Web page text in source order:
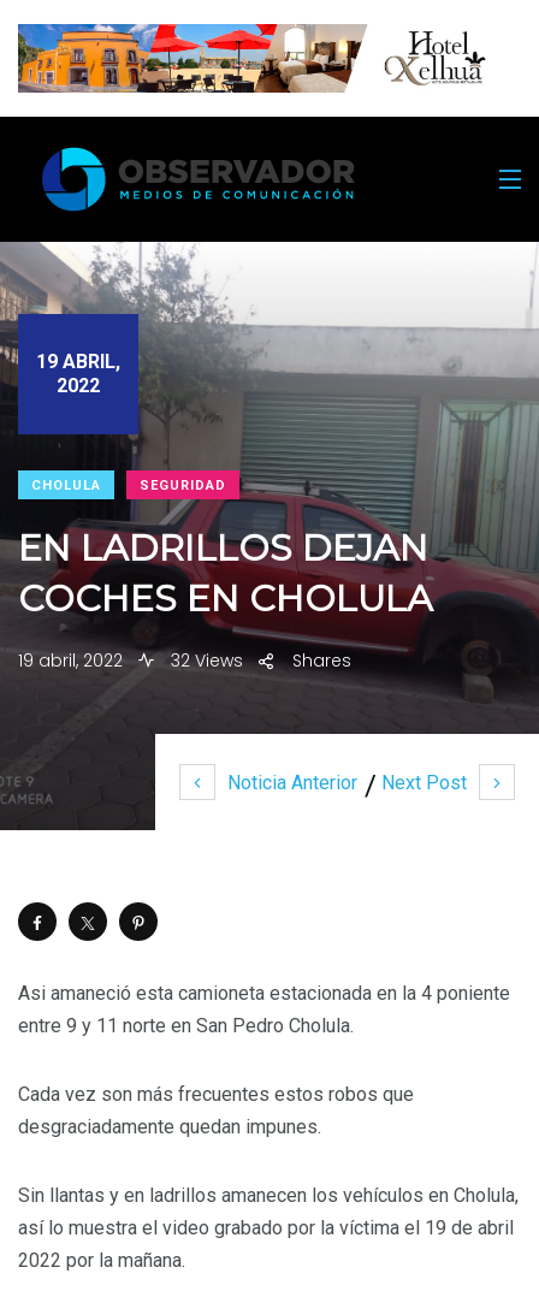
Noticia Anterior Next Post
19 ABRIL,
2022
CHOLULA SEGURIDAD
EN LADRILLOS DEJAN
COCHES EN CHOLULA
19 abril, 2022 32 Views Shares
Asi amaneció esta camioneta estacionada en la 4 poniente
entre 9 y 11 norte en San Pedro Cholula.
Cada vez son más frecuentes estos robos que
desgraciadamente quedan impunes.
Sin llantas y en ladrillos amanecen los vehículos en Cholula,
así lo muestra el video grabado por la víctima el 19 de abril
2022 por la mañana.